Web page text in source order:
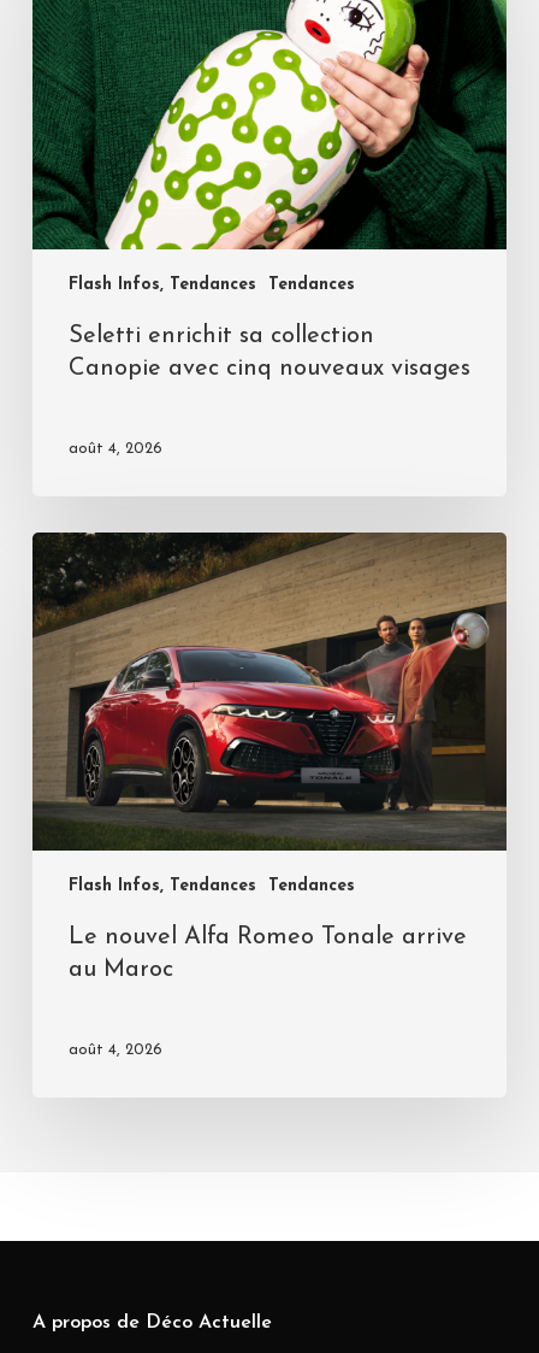
Flash Infos, Tendances Tendances
Seletti enrichit sa collection
Canopie avec cinq nouveaux visages
août 4, 2026
Flash Infos, Tendances Tendances
Le nouvel Alfa Romeo Tonale arrive
au Maroc
août 4, 2026
A propos de Déco Actuelle